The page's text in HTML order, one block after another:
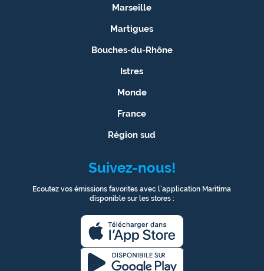
Marseille
Martigues
Bouches-du-Rhône
Istres
Monde
France
Région sud
Suivez-nous!
Ecoutez vos émissions favorites avec l’application Maritima
disponible sur les stores :